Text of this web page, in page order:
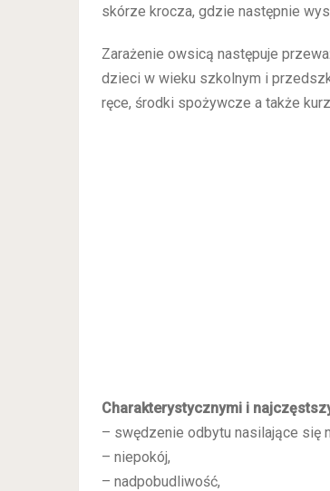
skórze krocza, gdzie następnie
Zarażenie owsicą następuje
dzieci w wieku szkolnym i
ręce, środki spożywcze a także
Charakterystycznymi i
– swędzenie odbytu nasilające się
– niepokój,
– nadpobudliwość,